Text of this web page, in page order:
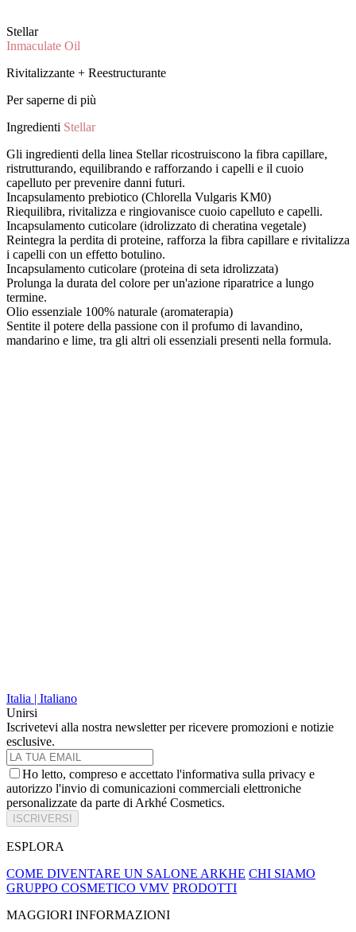
Stellar
Inmaculate Oil
Rivitalizzante + Reestructurante
Per saperne di più
Ingredienti Stellar
Gli ingredienti della linea Stellar ricostruiscono la fibra capillare,
ristrutturando, equilibrando e rafforzando i capelli e il cuoio
capelluto per prevenire danni futuri.
Incapsulamento prebiotico (Chlorella Vulgaris KM0)
Riequilibra, rivitalizza e ringiovanisce cuoio capelluto e capelli.
Incapsulamento cuticolare (idrolizzato di cheratina vegetale)
Reintegra la perdita di proteine, rafforza la fibra capillare e rivitalizza
i capelli con un effetto botulino.
Incapsulamento cuticolare (proteina di seta idrolizzata)
Prolunga la durata del colore per un'azione riparatrice a lungo
termine.
Olio essenziale 100% naturale (aromaterapia)
Sentite il potere della passione con il profumo di lavandino,
mandarino e lime, tra gli altri oli essenziali presenti nella formula.
Italia | Italiano
Unirsi
Iscrivetevi alla nostra newsletter per ricevere promozioni e notizie
esclusive.
Ho letto, compreso e accettato l'informativa sulla privacy e
autorizzo l'invio di comunicazioni commerciali elettroniche
personalizzate da parte di Arkhé Cosmetics.
ISCRIVERSI
ESPLORA
COME DIVENTARE UN SALONE ARKHE CHI SIAMO
GRUPPO COSMETICO VMV PRODOTTI
MAGGIORI INFORMAZIONI